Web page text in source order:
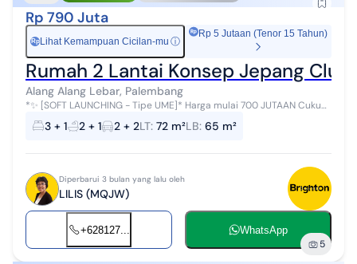
Rp 790 Juta
Rp Lihat Kemampuan Cicilan-mu ⓘ
Rp 5 Jutaan (Tenor 15 Tahun)
Rumah 2 Lantai Konsep Jepang
Alang Alang Lebar, Palembang
*✨ [SOFT LAUNCHING - Tipe UME]* Harga mulai 700 JUTAAN Cukup
booking 5 JUTA Promo menarik menanti kamu *CLUSTER UENO
RESIDENCE - CITRAGRAND C...
3 + 1 2 + 1 2 + 2LT: 72 m²LB: 65 m²
Diperbarui 3 bulan yang lalu oleh
LILIS (MQJW)
+628127... WhatsApp
5